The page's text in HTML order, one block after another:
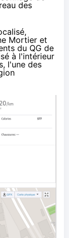
des
Mortier et
du QG de
à l'intérieur
l'une des